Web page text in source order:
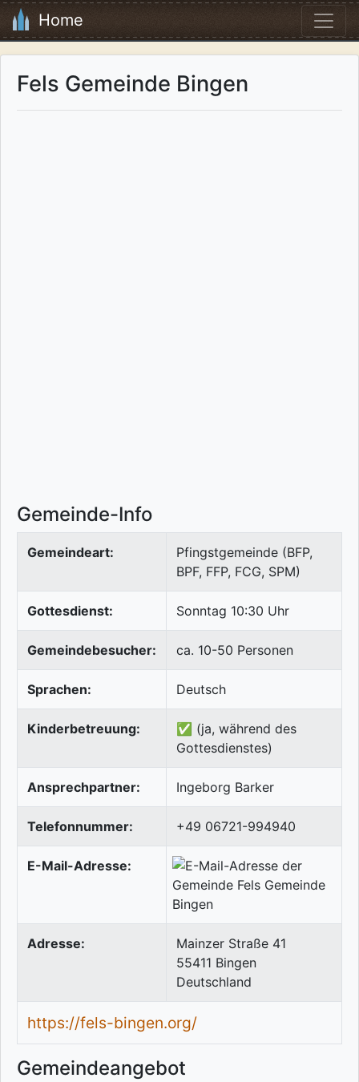
Home
Fels Gemeinde Bingen
Gemeinde-Info
Gemeindeart:
Pfingstgemeinde (BFP,
BPF, FFP, FCG, SPM)
Gottesdienst: Sonntag 10:30 Uhr
Gemeindebesucher: ca. 10-50 Personen
Sprachen: Deutsch
Kinderbetreuung:
✅ (ja, während des
Gottesdienstes)
Ansprechpartner: Ingeborg Barker
Telefonnummer: +49 06721-994940
E-Mail-Adresse:
Adresse:
Mainzer Straße 41
55411 Bingen
Deutschland
https://fels-bingen.org/
Gemeindeangebot